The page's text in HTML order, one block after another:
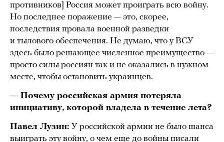
противников] Россия может проиграть всю войну.
Но последнее поражение — это, скорее,
последствия провала военной разведки
и тылового обеспечения. Не думаю, что у ВСУ
здесь было решающее численное преимущество —
просто силы россиян так и не оказались в нужном
месте, чтобы остановить украинцев.
— Почему российская армия потеряла
инициативу, которой владела в течение лета?
Павел Лузин: У российской армии не было шанса
выиграть эту войну, о чем еще до войны писали